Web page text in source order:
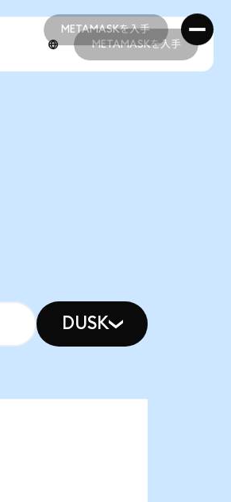
METAMASKを入手
METAMASKを入手
METAMASKを入手
DUSK